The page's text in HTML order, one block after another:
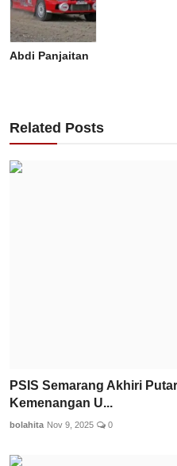
Abdi Panjaitan
Related Posts
PSIS Semarang Akhiri
Kemenangan U...
bolahita Nov 9, 2025 0